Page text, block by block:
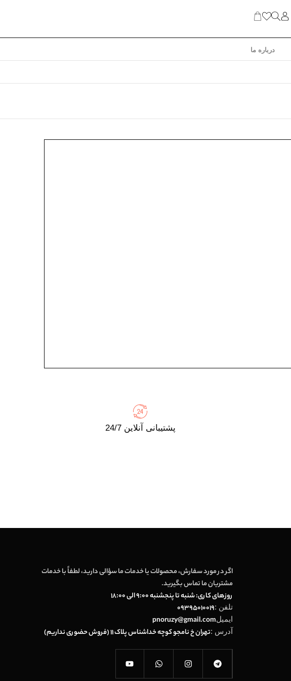
درباره ما
پشتیبانی آنلاین 24/7
اگر در مورد سفارش، محصولات یا خدمات ما سؤالی دارید، لطفاً با خدمات
مشتریان ما تماس بگیرید.
روزهای کاری: شنبه تا پنجشنبه 9:00 الی 18:00
تلفن :09395010019
ایمیلpnoruzy@gmail.com
آدرس :تهران خ نامجو کوچه خداشناس پلاک 11 (فروش حضوری نداریم)